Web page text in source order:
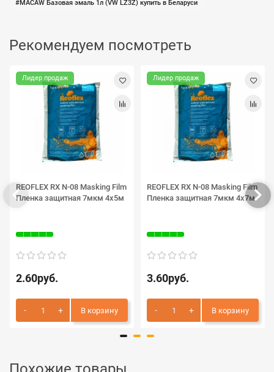
MACAW Базовая эмаль 1л (VW LZ3Z) купить в Беларуси
Рекомендуем посмотреть
Лидер продаж
REOFLEX RX N-08 Masking Film
Пленка защитная 7мкм 4х5м
2.60руб.
В корзину
Лидер продаж
REOFLEX RX N-08 Masking Film
Пленка защитная 7мкм 4х7м
3.60руб.
В корзину